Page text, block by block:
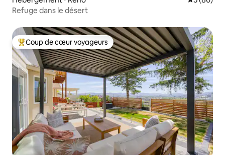
Refuge dans le désert
Coups de cœur voyageurs les plus appréciés
Coup de cœur voyageurs